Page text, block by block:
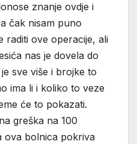
znanje ovdje i
čak nisam puno
raditi ove operacije, ali
nas je dovela do
sve više i brojke to
ima li i koliko to veze
će to pokazati.
greška na 100
ova bolnica pokriva